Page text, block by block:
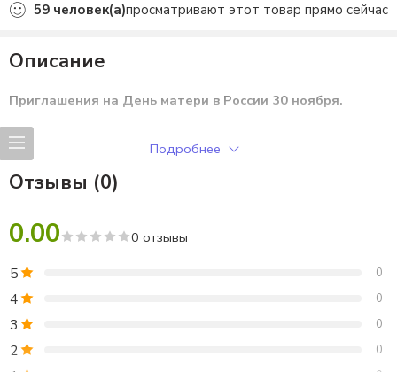
59 человек(а)просматривают этот товар прямо сейчас
Описание
Приглашения на День матери в России 30 ноября.
6 видов приглашений.
Подробнее
Отзывы (0)
0.00 0 отзывы
5 0
4 0
3 0
2 0